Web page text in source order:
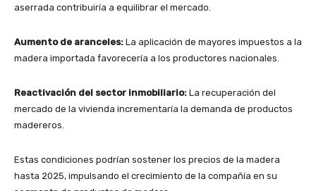
aserrada contribuiría a equilibrar el mercado.
Aumento de aranceles: La aplicación de mayores impuestos a la
madera importada favorecería a los productores nacionales.
Reactivación del sector inmobiliario: La recuperación del
mercado de la vivienda incrementaría la demanda de productos
madereros.
Estas condiciones podrían sostener los precios de la madera
hasta 2025, impulsando el crecimiento de la compañía en su